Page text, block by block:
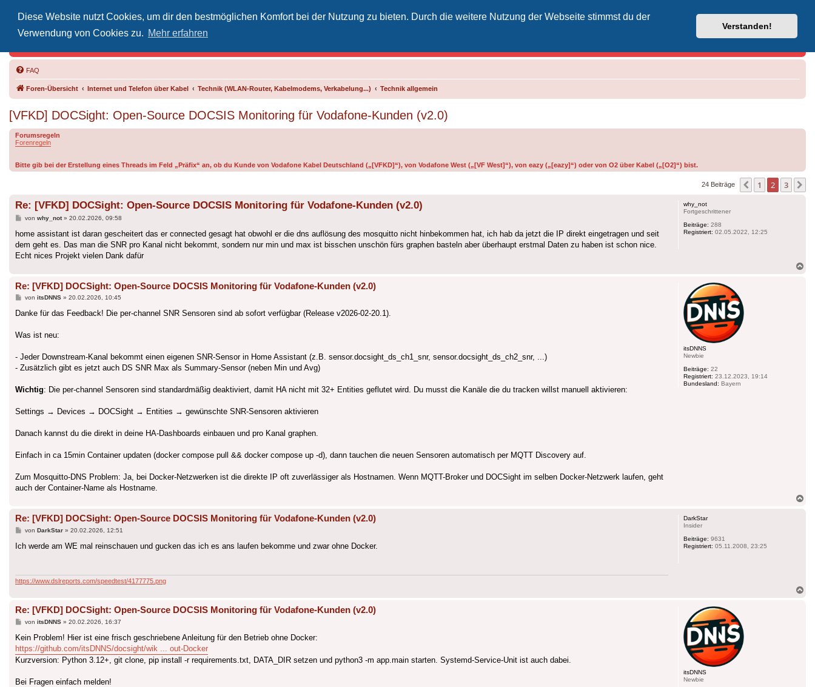
Diese Website nutzt Cookies, um dir den bestmöglichen Komfort bei der Nutzung zu bieten. Durch die weitere Nutzung der Webseite stimmst du der
Verwendung von Cookies zu. Mehr erfahren
Verstanden!
Vodafone-Kabel-Helpdesk
FAQ
Foren-Übersicht Internet und Telefon über Kabel Technik (WLAN-Router, Kabelmodems, Verkabelung...) Technik allgemein
[VFKD] DOCSight: Open-Source DOCSIS Monitoring für Vodafone-Kunden (v2.0)
Forumsregeln
Forenregeln
Bitte gib bei der Erstellung eines Threads im Feld „Präfix“ an, ob du Kunde von Vodafone Kabel Deutschland („[VFKD]“), von Vodafone West („[VF West]“), von eazy („[eazy]“) oder von O2 über Kabel („[O2]“) bist.
24 Beiträge Vorherige
1 2 3
why_not
Fortgeschrittener
Beiträge: 288
Registriert: 02.05.2022, 12:25
Re: [VFKD] DOCSight: Open-Source DOCSIS Monitoring für Vodafone-Kunden (v2.0)
Beitrag
von why_not» 20.02.2026, 09:58
home assistant ist daran gescheitert das er connected gesagt hat obwohl er die dns auflösung des mosquitto nicht hinbekommen hat, ich hab da jetzt die IP direkt eingetragen und seit
dem geht es. Das man die SNR pro Kanal nicht bekommt, sondern nur min und max ist bisschen unschön fürs graphen basteln aber überhaupt erstmal Daten zu haben ist schon nice.
Echt nices Projekt vielen Dank dafür
itsDNNS
Newbie
Beiträge: 22
Registriert: 23.12.2023, 19:14
Bundesland: Bayern
Re: [VFKD] DOCSight: Open-Source DOCSIS Monitoring für Vodafone-Kunden (v2.0)
Beitrag
von itsDNNS» 20.02.2026, 10:45
Danke für das Feedback! Die per-channel SNR Sensoren sind ab sofort verfügbar (Release v2026-02-20.1).
Was ist neu:
- Jeder Downstream-Kanal bekommt einen eigenen SNR-Sensor in Home Assistant (z.B. sensor.docsight_ds_ch1_snr, sensor.docsight_ds_ch2_snr, ...)
- Zusätzlich gibt es jetzt auch DS SNR Max als Summary-Sensor (neben Min und Avg)
Wichtig: Die per-channel Sensoren sind standardmäßig deaktiviert, damit HA nicht mit 32+ Entities geflutet wird. Du musst die Kanäle die du tracken willst manuell aktivieren:
Settings → Devices → DOCSight → Entities → gewünschte SNR-Sensoren aktivieren
Danach kannst du die direkt in deine HA-Dashboards einbauen und pro Kanal graphen.
Einfach in ca 15min Container updaten (docker compose pull && docker compose up -d), dann tauchen die neuen Sensoren automatisch per MQTT Discovery auf.
Zum Mosquitto-DNS Problem: Ja, bei Docker-Netzwerken ist die direkte IP oft zuverlässiger als Hostnamen. Wenn MQTT-Broker und DOCSight im selben Docker-Netzwerk laufen, geht
auch der Container-Name als Hostname.
DarkStar
Insider
Beiträge: 9631
Registriert: 05.11.2008, 23:25
Re: [VFKD] DOCSight: Open-Source DOCSIS Monitoring für Vodafone-Kunden (v2.0)
Beitrag
von DarkStar» 20.02.2026, 12:51
Ich werde am WE mal reinschauen und gucken das ich es ans laufen bekomme und zwar ohne Docker.
https://www.dslreports.com/speedtest/4177775.png
itsDNNS
Newbie
Re: [VFKD] DOCSight: Open-Source DOCSIS Monitoring für Vodafone-Kunden (v2.0)
Beitrag
von itsDNNS» 20.02.2026, 16:37
Kein Problem! Hier ist eine frisch geschriebene Anleitung für den Betrieb ohne Docker:
https://github.com/itsDNNS/docsight/wik ... out-Docker
Kurzversion: Python 3.12+, git clone, pip install -r requirements.txt, DATA_DIR setzen und python3 -m app.main starten. Systemd-Service-Unit ist auch dabei.
Bei Fragen einfach melden!